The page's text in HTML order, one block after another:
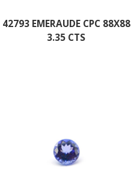
42793 EMERAUDE CPC 88X88
3.35 CTS